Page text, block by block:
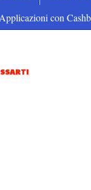
Applicazioni con